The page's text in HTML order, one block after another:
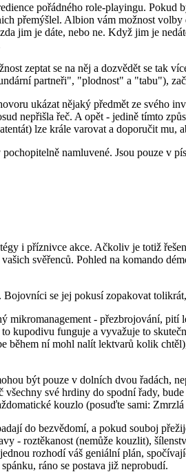
pořádného role-playingu.
přemýšlel. Albion vám možnost
jim je dáte, nebo ne. Když jim je
zeptat se na něj a dozvědět se tak
partneři", "plodnost" a "tabu"),
ukázat nějaký předmět ze svého
nepřišla řeč. A opět - jedině tímto
lze krále varovat a doporučit mu,
namluvené. Jsou pouze v
i příznivce akce. Ačkoliv je totiž
svěřenců. Pohled na komando
se jej pokusí zopakovat
- přezbrojování,
kupodivu funguje a vyvažuje to
během ní mohl nalít lektvarů kolik
být pouze v dolních dvou řadách,
své hrdiny do spodní řady,
kouzlo (posuďte sami:
do bezvědomí, a pokud souboj
- roztěkanost (nemůže kouzlit),
rozhodí váš geniální plán,
ráno se postava již neprobudí.